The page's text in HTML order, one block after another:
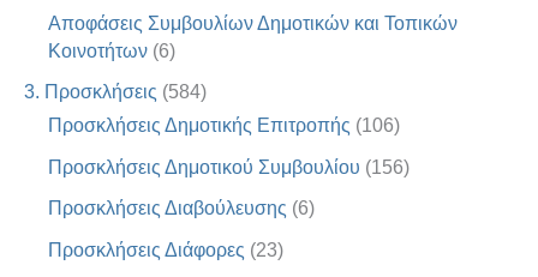
Αποφάσεις Συμβουλίων Δημοτικών και Τοπικών
Κοινοτήτων (6)
3. Προσκλήσεις (584)
Προσκλήσεις Δημοτικής Επιτροπής (106)
Προσκλήσεις Δημοτικού Συμβουλίου (156)
Προσκλήσεις Διαβούλευσης (6)
Προσκλήσεις Διάφορες (23)